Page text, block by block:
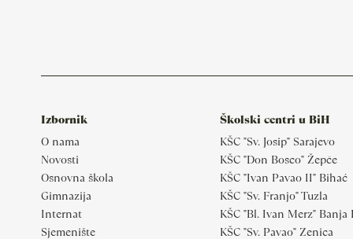
Izbornik
O nama
Novosti
Osnovna škola
Gimnazija
Internat
Sjemenište
Školski centri u BiH
KŠC "Sv. Josip" Sarajevo
KŠC "Don Bosco" Žepče
KŠC "Ivan Pavao II" Bihać
KŠC "Sv. Franjo" Tuzla
KŠC "Bl. Ivan Merz" Banja
KŠC "Sv. Pavao" Zenica